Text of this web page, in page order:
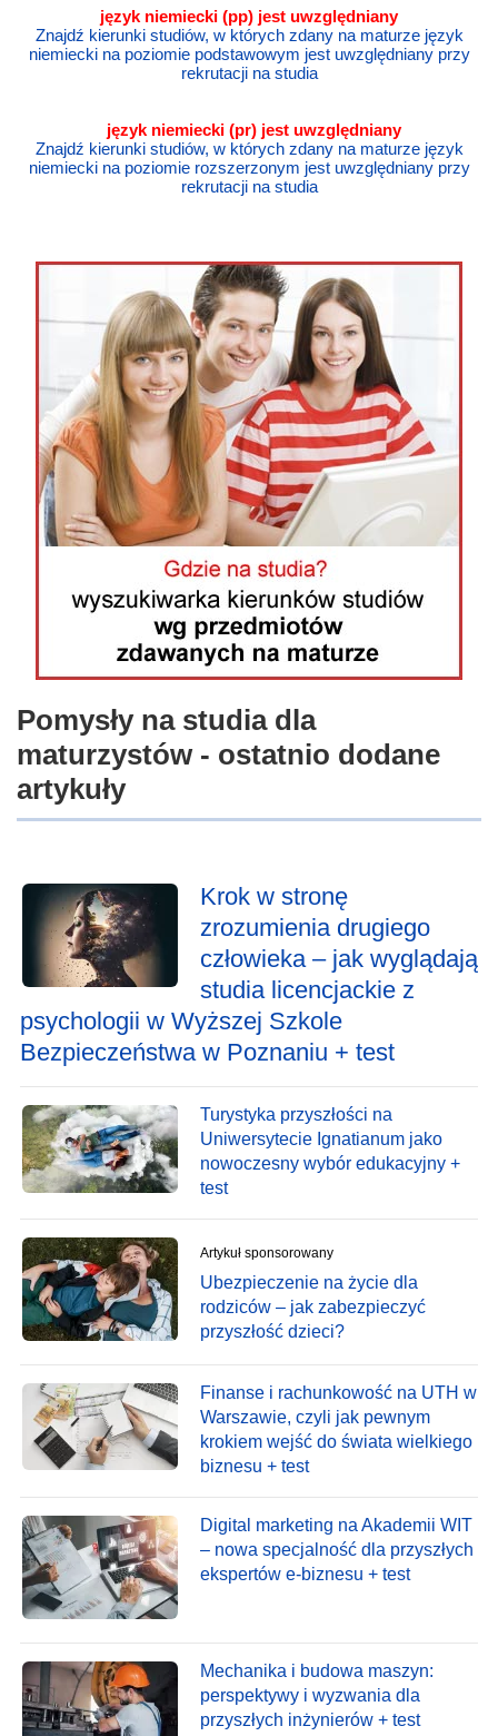
język niemiecki (pp) jest uwzględniany
Znajdź kierunki studiów, w których zdany na maturze język
niemiecki na poziomie podstawowym jest uwzględniany przy
rekrutacji na studia
język niemiecki (pr) jest uwzględniany
Znajdź kierunki studiów, w których zdany na maturze język
niemiecki na poziomie rozszerzonym jest uwzględniany przy
rekrutacji na studia
Pomysły na studia dla
maturzystów - ostatnio dodane
artykuły
Krok w stronę
zrozumienia drugiego
człowieka – jak wyglądają
studia licencjackie z
psychologii w Wyższej Szkole
Bezpieczeństwa w Poznaniu + test
Turystyka przyszłości na
Uniwersytecie Ignatianum jako
nowoczesny wybór edukacyjny +
test
Artykuł sponsorowany
Ubezpieczenie na życie dla
rodziców – jak zabezpieczyć
przyszłość dzieci?
Finanse i rachunkowość na UTH w
Warszawie, czyli jak pewnym
krokiem wejść do świata wielkiego
biznesu + test
Digital marketing na Akademii WIT
– nowa specjalność dla przyszłych
ekspertów e-biznesu + test
Mechanika i budowa maszyn:
perspektywy i wyzwania dla
przyszłych inżynierów + test